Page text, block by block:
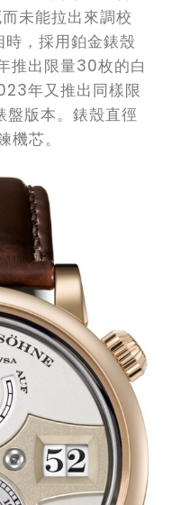
未能拉出來調校
，採用鉑金錶殼
推出限量30枚的白
年又推出同樣限
版本。錶殼直徑
芯。